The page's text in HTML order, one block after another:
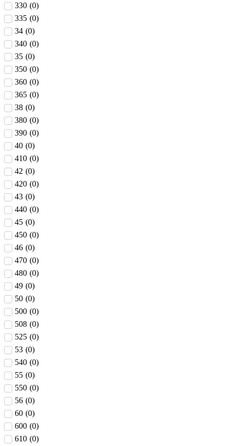
330 (0)
335 (0)
34 (0)
340 (0)
35 (0)
350 (0)
360 (0)
365 (0)
38 (0)
380 (0)
390 (0)
40 (0)
410 (0)
42 (0)
420 (0)
43 (0)
440 (0)
45 (0)
450 (0)
46 (0)
470 (0)
480 (0)
49 (0)
50 (0)
500 (0)
508 (0)
525 (0)
53 (0)
540 (0)
55 (0)
550 (0)
56 (0)
60 (0)
600 (0)
610 (0)